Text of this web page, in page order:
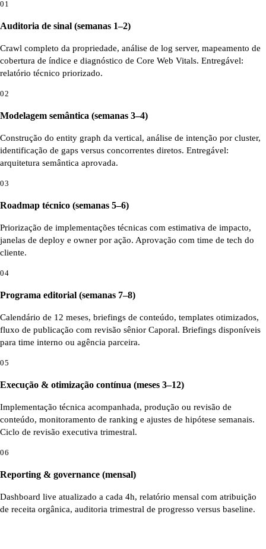
01
Auditoria de sinal (semanas 1–2)
Crawl completo da propriedade, análise de log server, mapeamento de
cobertura de índice e diagnóstico de Core Web Vitals. Entregável:
relatório técnico priorizado.
02
Modelagem semântica (semanas 3–4)
Construção do entity graph da vertical, análise de intenção por cluster,
identificação de gaps versus concorrentes diretos. Entregável:
arquitetura semântica aprovada.
03
Roadmap técnico (semanas 5–6)
Priorização de implementações técnicas com estimativa de impacto,
janelas de deploy e owner por ação. Aprovação com time de tech do
cliente.
04
Programa editorial (semanas 7–8)
Calendário de 12 meses, briefings de conteúdo, templates otimizados,
fluxo de publicação com revisão sênior Caporal. Briefings disponíveis
para time interno ou agência parceira.
05
Execução & otimização contínua (meses 3–12)
Implementação técnica acompanhada, produção ou revisão de
conteúdo, monitoramento de ranking e ajustes de hipótese semanais.
Ciclo de revisão executiva trimestral.
06
Reporting & governance (mensal)
Dashboard live atualizado a cada 4h, relatório mensal com atribuição
de receita orgânica, auditoria trimestral de progresso versus baseline.